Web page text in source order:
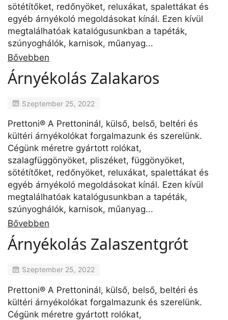
sötétítőket, redőnyöket, reluxákat, spalettákat és
egyéb árnyékoló megoldásokat kínál. Ezen kívül
megtalálhatóak katalógusunkban a tapéták,
szúnyoghálók, karnisok, műanyag...
Bővebben
Árnyékolás Zalakaros
Szeptember 25, 2022
Prettoni® A Prettoninál, külső, belső, beltéri és
kültéri árnyékolókat forgalmazunk és szerelünk.
Cégünk méretre gyártott rolókat,
szalagfüggönyöket, pliszéket, függönyöket,
sötétítőket, redőnyöket, reluxákat, spalettákat és
egyéb árnyékoló megoldásokat kínál. Ezen kívül
megtalálhatóak katalógusunkban a tapéták,
szúnyoghálók, karnisok, műanyag...
Bővebben
Árnyékolás Zalaszentgrót
Szeptember 25, 2022
Prettoni® A Prettoninál, külső, belső, beltéri és
kültéri árnyékolókat forgalmazunk és szerelünk.
Cégünk méretre gyártott rolókat,